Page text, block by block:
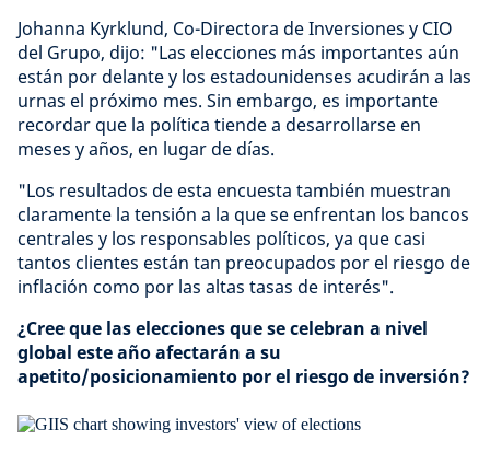
Johanna Kyrklund, Co-Directora de Inversiones y CIO
del Grupo, dijo: "Las elecciones más importantes aún
están por delante y los estadounidenses acudirán a las
urnas el próximo mes. Sin embargo, es importante
recordar que la política tiende a desarrollarse en
meses y años, en lugar de días.
"Los resultados de esta encuesta también muestran
claramente la tensión a la que se enfrentan los bancos
centrales y los responsables políticos, ya que casi
tantos clientes están tan preocupados por el riesgo de
inflación como por las altas tasas de interés".
¿Cree que las elecciones que se celebran a nivel
global este año afectarán a su
apetito/posicionamiento por el riesgo de inversión?